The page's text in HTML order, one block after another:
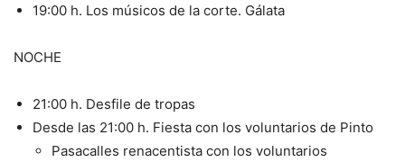
19:00 h. Los músicos de la corte. Gálata
NOCHE
21:00 h. Desfile de tropas
Desde las 21:00 h. Fiesta con los voluntarios de Pinto
Pasacalles renacentista con los voluntarios